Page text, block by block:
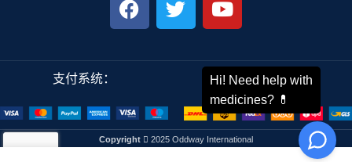
支付系统： 运输系统：
Copyright 2025 Oddway International